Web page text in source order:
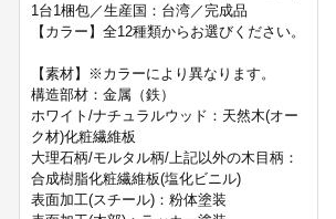
1台1梱包／生産国：台湾／完成品
【カラー】全12種類からお選びください。
【素材】※カラーにより異なります。
構造部材：金属（鉄）
ホワイト/ナチュラルウッド：天然木(オー
ク材)化粧繊維板
大理石柄/モルタル柄/上記以外の木目柄：
合成樹脂化粧繊維板(塩化ビニル)
表面加工(スチール)：粉体塗装